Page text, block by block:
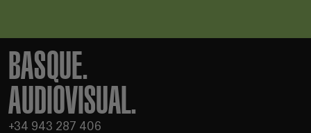
BASQUE.
AUDIOVISUAL.
+34 943 287 406